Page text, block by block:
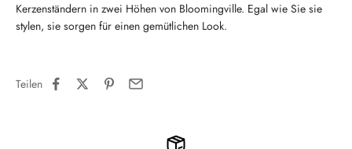
Kerzenständern in zwei Höhen von Bloomingville. Egal wie Sie sie
stylen, sie sorgen für einen gemütlichen Look.
Teilen